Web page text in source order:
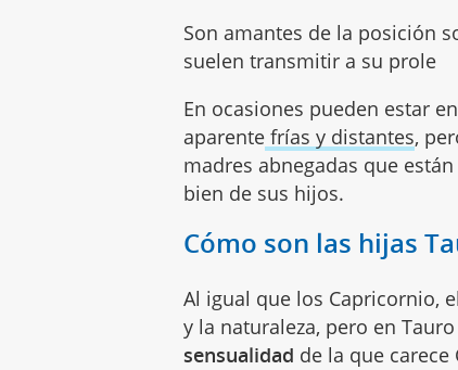
Son amantes de la posición
suelen transmitir a su prole
En ocasiones pueden estar
aparente frías y distantes,
madres abnegadas que
bien de sus hijos.
Cómo son las hijas
Al igual que los Capricornio,
y la naturaleza, pero en
sensualidad de la que carece